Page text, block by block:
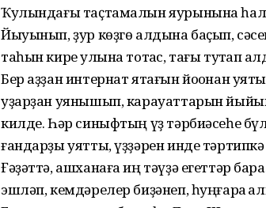
Ҡулындағы таҫтамалын яурынына
Йыуынып, ҙур көҙгө алдына баҫып,
таһын кире ҡулына тотҡас, тағы туҡтап
Бер аҙҙан интернат ятағын йоҡонан
уҙарҙан уянышып, карауаттарын
килде. Һәр синыфтың үҙ тәрбиәсеһе
ғандарҙы уятты, үҙҙәрен инде
Ғәҙәттә, ашханаға иң тәүҙә егеттәр
эшләп, кемдәрелер биҙәнеп, һуңғараҡ